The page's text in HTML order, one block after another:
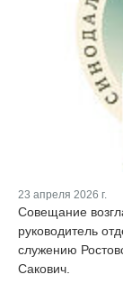
23 апреля 2026 г.
Совещание
руководитель
служению
Сакович.